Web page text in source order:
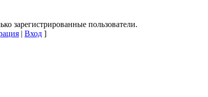
зарегистрированные пользователи.
| Вход ]